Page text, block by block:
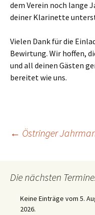
dem Verein noch lange
deiner Klarinette
Vielen Dank für die
Bewirtung. Wir hoffen,
und all deinen Gästen
bereitet wie uns.
← Östringer
Die nächsten
Keine Einträge vom 5.
2026.